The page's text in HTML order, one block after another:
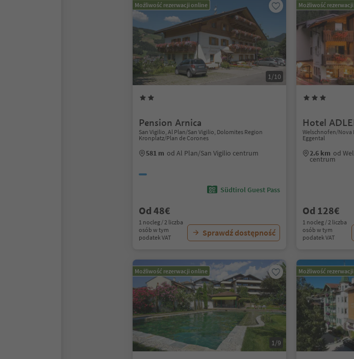
Możliwość rezerwacji online
1/10
Pension Arnica
San Vigilio, Al Plan/San Vigilio, Dolomites Region
Kronplatz/Plan de Corones
581 m od Al Plan/San Vigilio centrum
Südtirol Guest Pass
Od 48€
1 nocleg / 2 liczba
osób w tym
podatek VAT
Sprawdź dostępność
Możliwość
Hotel
Welschnofen/Nova
Eggental
2.6 km od
centrum
Od 128€
1 nocleg / 2 liczba
osób w tym
podatek VAT
Możliwość rezerwacji online
1/9
Możliwość